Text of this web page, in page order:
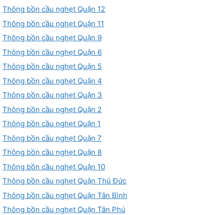
Thông bồn cầu nghẹt Quận 12
Thông bồn cầu nghẹt Quận 11
Thông bồn cầu nghẹt Quận 9
Thông bồn cầu nghẹt Quận 6
Thông bồn cầu nghẹt Quận 5
Thông bồn cầu nghẹt Quận 4
Thông bồn cầu nghẹt Quận 3
Thông bồn cầu nghẹt Quận 2
Thông bồn cầu nghẹt Quận 1
Thông bồn cầu nghẹt Quận 7
Thông bồn cầu nghẹt Quận 8
Thông bồn cầu nghẹt Quận 10
Thông bồn cầu nghẹt Quận Thủ Đức
Thông bồn cầu nghẹt Quận Tân Bình
Thông bồn cầu nghẹt Quận Tân Phú